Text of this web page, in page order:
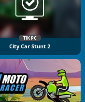
TIK PC
City Car Stunt 2